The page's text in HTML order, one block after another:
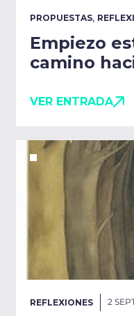
PROPUESTAS,
Empiezo
camino
VER ENTRADA
REFLEXIONES 2